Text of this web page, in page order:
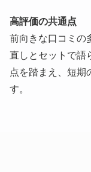
高評価の共通点
前向きな口コミの
直しとセットで語
点を踏まえ、短期
す。